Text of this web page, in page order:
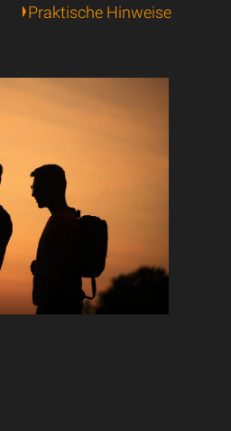
Praktische Hinweise